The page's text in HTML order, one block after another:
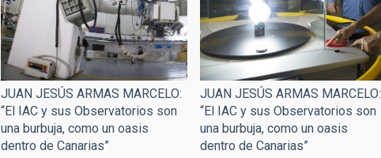
JUAN JESÚS ARMAS MARCELO:
“El IAC y sus Observatorios son
una burbuja, como un oasis
dentro de Canarias”
JUAN JESÚS ARMAS MARCELO:
“El IAC y sus Observatorios son
una burbuja, como un oasis
dentro de Canarias”